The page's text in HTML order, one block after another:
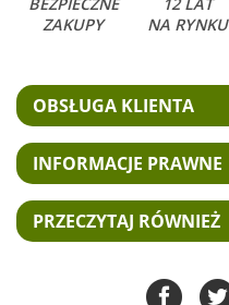
ZAKUPY
NA RYNKU
OBSŁUGA KLIENTA
INFORMACJE PRAWNE
PRZECZYTAJ RÓWNIEŻ